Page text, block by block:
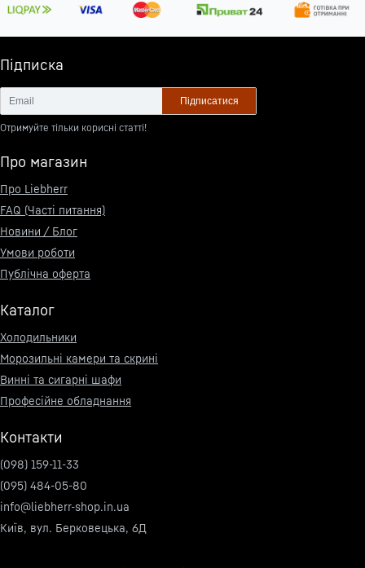
Підписка
Підписатися
Отримуйте тільки корисні статті!
Про магазин
Про Liebherr
FAQ (Часті питання)
Новини / Блог
Умови роботи
Публічна оферта
Каталог
Холодильники
Морозильні камери та скрині
Винні та сигарні шафи
Професійне обладнання
Контакти
(098) 159-11-33
(095) 484-05-80
info@liebherr-shop.in.ua
Київ, вул. Берковецька, 6Д